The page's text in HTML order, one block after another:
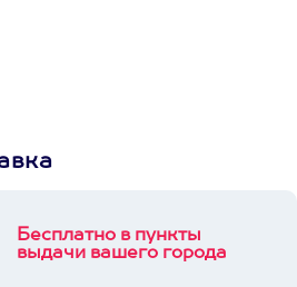
Бесплатно в пункты
выдачи вашего города